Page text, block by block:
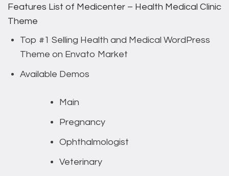
Features List of Medicenter – Health Medical Clinic
Theme
Top #1 Selling Health and Medical WordPress
Theme on Envato Market
Available Demos
Main
Pregnancy
Ophthalmologist
Veterinary